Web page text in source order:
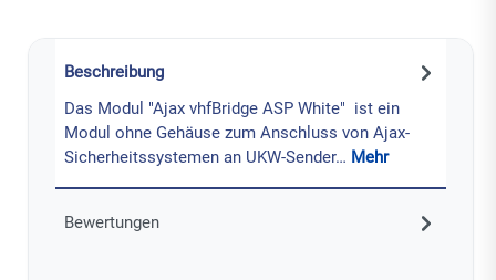
Beschreibung
Das Modul "Ajax vhfBridge ASP White" ist ein
Modul ohne Gehäuse zum Anschluss von Ajax-
Sicherheitssystemen an UKW-Sender… Mehr
Bewertungen